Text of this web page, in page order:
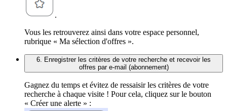
.
Vous les retrouverez ainsi dans votre espace personnel,
rubrique « Ma sélection d'offres ».
6. Enregistrer les critères de votre recherche et recevoir les
offres par e-mail (abonnement)
Gagnez du temps et évitez de ressaisir les critères de votre
recherche à chaque visite ! Pour cela, cliquez sur le bouton
« Créer une alerte » :